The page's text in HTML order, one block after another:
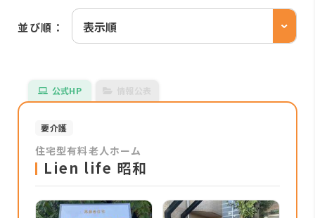
並び順：
公式HP
要介護
住宅型有料老人ホーム
Lien life 昭和